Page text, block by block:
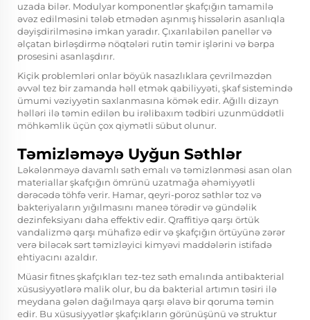
uzada bilər. Modulyar komponentlər şkafçığın tamamilə
əvəz edilməsini tələb etmədən aşınmış hissələrin asanlıqla
dəyişdirilməsinə imkan yaradır. Çıxarılabilən panellər və
əlçatan birləşdirmə nöqtələri rutin təmir işlərini və bərpa
prosesini asanlaşdırır.
Kiçik problemləri onlar böyük nasazlıklara çevrilməzdən
əvvəl tez bir zamanda həll etmək qabiliyyəti, şkaf sistemində
ümumi vəziyyətin saxlanmasına kömək edir. Ağıllı dizayn
həlləri ilə təmin edilən bu irəlibaxım tədbiri uzunmüddətli
möhkəmlik üçün çox qiymətli sübut olunur.
Təmizləməyə Uyğun Səthlər
Ləkələnməyə davamlı səth emalı və təmizlənməsi asan olan
materiallar şkafçığın ömrünü uzatmağa əhəmiyyətli
dərəcədə töhfə verir. Hamar, qeyri-poroz səthlər toz və
bakteriyaların yığılmasını maneə törədir və gündəlik
dezinfeksiyanı daha effektiv edir. Qraffitiyə qarşı örtük
vandalizmə qarşı mühafizə edir və şkafçığın örtüyünə zərər
verə biləcək sərt təmizləyici kimyəvi maddələrin istifadə
ehtiyacını azaldır.
Müasir fitnes şkafçıkları tez-tez səth emalında antibakterial
xüsusiyyətlərə malik olur, bu da bakterial artımın təsiri ilə
meydana gələn dağılmaya qarşı əlavə bir qoruma təmin
edir. Bu xüsusiyyətlər şkafçıkların görünüşünü və struktur